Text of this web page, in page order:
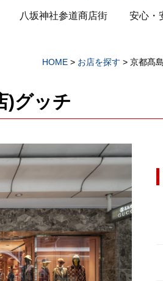
八坂神社参道商店街 安心・
HOME> お店を探す > 京都髙
)グッチ